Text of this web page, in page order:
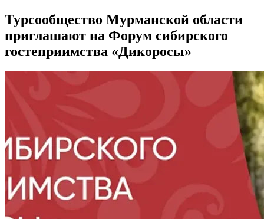
Турсообщество Мурманской области
приглашают на Форум сибирского
гостеприимства «Дикоросы»